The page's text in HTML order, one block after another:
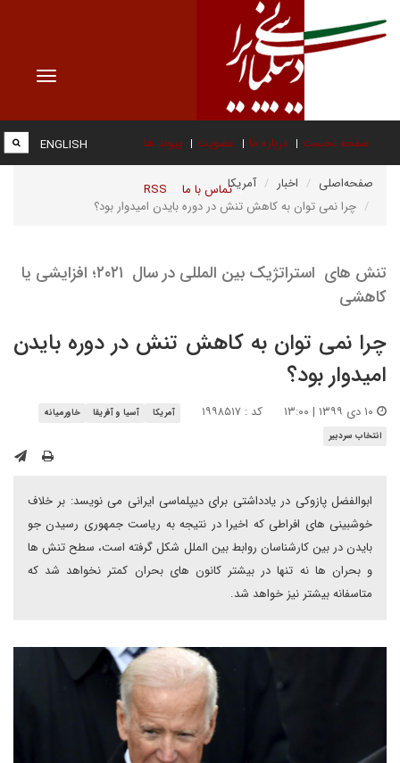
Toggle
صفحه نخست درباره ما عضویت پیوند ها
تماس با ما RSS
ENGLISH
صفحه‌اصلی اخبار
آمریکا
چرا نمی توان به کاهش تنش در دوره بایدن امیدوار بود؟
تنش های استراتژیک بین المللی در سال ۲۰۲۱؛ افزایشی یا
کاهشی
چرا نمی توان به کاهش تنش در دوره بایدن
امیدوار بود؟
کد : ۱۹۹۸۵۱۷ آمریکا آسیا و آفریقا
خاورمیانه
انتخاب سردبیر
ابوالفضل پازوکی در یادداشتی برای دیپلماسی ایرانی می نویسد: بر خلاف
خوشبینی های افراطی که اخیرا در نتیجه به ریاست جمهوری رسیدن جو
بایدن در بین کارشناسان روابط بین الملل شکل گرفته است، سطح تنش ها
و بحران ها نه تنها در بیشتر کانون های بحران کمتر نخواهد شد که
متاسفانه بیشتر نیز خواهد شد.